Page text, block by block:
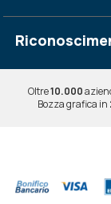
Oltre10.000
Bozza grafica in